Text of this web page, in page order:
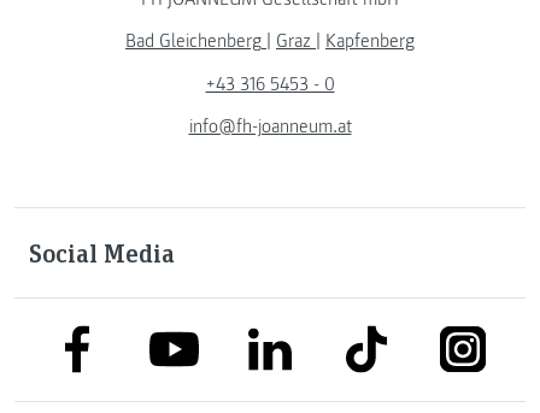
Bad Gleichenberg
Graz
Kapfenberg
+43 316 5453 - 0
info@fh-joanneum.at
Social Media
link to facebooklink to youtubelink to linkedinlink to tiktok